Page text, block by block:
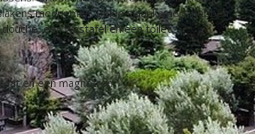
meenemen. Beide slaapkamers hebben
een wastafel en een toilet.
en een magnetron.